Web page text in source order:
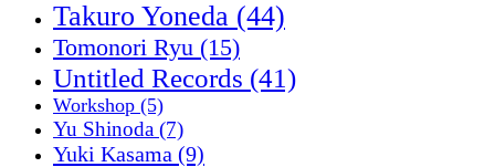
Takuro Yoneda (44)
Tomonori Ryu (15)
Untitled Records (41)
Workshop (5)
Yu Shinoda (7)
Yuki Kasama (9)